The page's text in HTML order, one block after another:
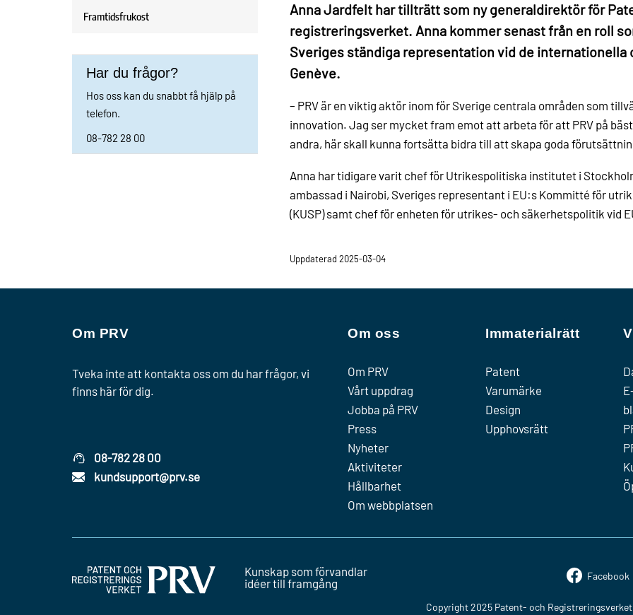
Framtidsfrukost
Har du frågor?
Hos oss kan du snabbt få hjälp på
telefon.
08-782 28 00
Anna Jardfelt har tillträtt som ny generaldirektör för
registreringsverket. Anna kommer senast från en roll
Sveriges ständiga representation vid de internationella
Genève.
– PRV är en viktig aktör inom för Sverige centrala områden som
innovation. Jag ser mycket fram emot att arbeta för att PRV på
andra, här skall kunna fortsätta bidra till att skapa goda
Anna har tidigare varit chef för Utrikespolitiska institutet i
ambassad i Nairobi, Sveriges representant i EU:s Kommitté för
(KUSP) samt chef för enheten för utrikes- och säkerhetspolitik vid
Uppdaterad 2025-03-04
Om PRV
Tveka inte att kontakta oss om du har frågor, vi
finns här för dig.
08-782 28 00
kundsupport@prv.se
Om oss
Om PRV
Vårt uppdrag
Jobba på PRV
Press
Nyheter
Aktiviteter
Hållbarhet
Om webbplatsen
Immaterialrätt
Patent
Varumärke
Design
Upphovsrätt
Kunskap som förvandlar
idéer till framgång
Facebook
Copyright 2025 Patent- och Registreringsverket